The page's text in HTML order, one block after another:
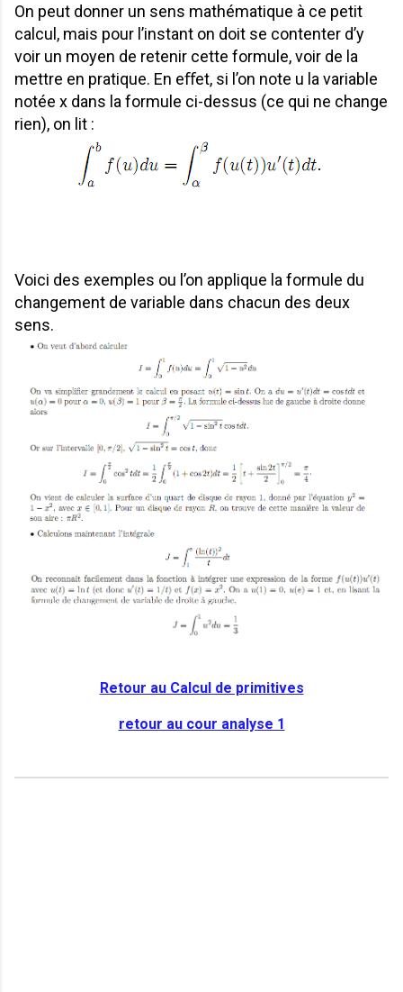
On peut donner un sens mathématique à ce petit
calcul, mais pour l’instant on doit se contenter d’y
voir un moyen de retenir cette formule, voir de la
mettre en pratique. En eﬀet, si l’on note u la variable
notée x dans la formule ci-dessus (ce qui ne change
rien), on lit :
Voici des exemples ou l’on applique la formule du
changement de variable dans chacun des deux
sens.
Retour au Calcul de primitives
retour au cour analyse 1